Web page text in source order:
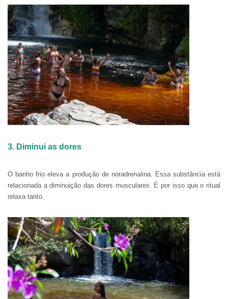
3. Diminui as dores
O banho frio eleva a produção de noradrenalina. Essa substância está
relacionada a diminuição das dores musculares. É por isso que o ritual
relaxa tanto.